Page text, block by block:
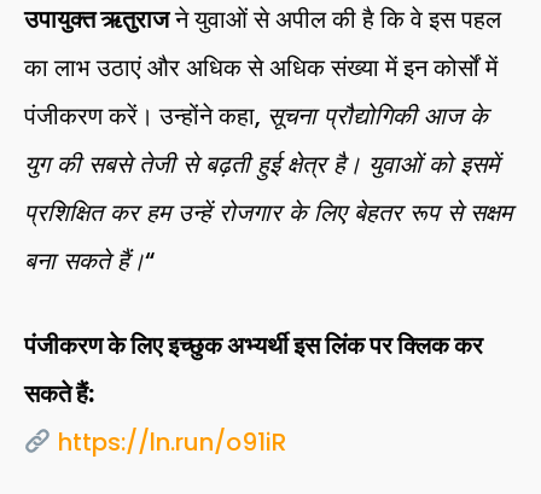
उपायुक्त ऋतुराजने युवाओं से अपील की है कि वे इस पहल
का लाभ उठाएं और अधिक से अधिक संख्या में इन कोर्सों में
पंजीकरण करें। उन्होंने कहा, सूचना प्रौद्योगिकी आज के
युग की सबसे तेजी से बढ़ती हुई क्षेत्र है। युवाओं को इसमें
प्रशिक्षित कर हम उन्हें रोजगार के लिए बेहतर रूप से सक्षम
बना सकते हैं।“
पंजीकरण के लिए इच्छुक अभ्यर्थी इस लिंक पर क्लिक कर
सकते हैं:
https://ln.run/o91iR